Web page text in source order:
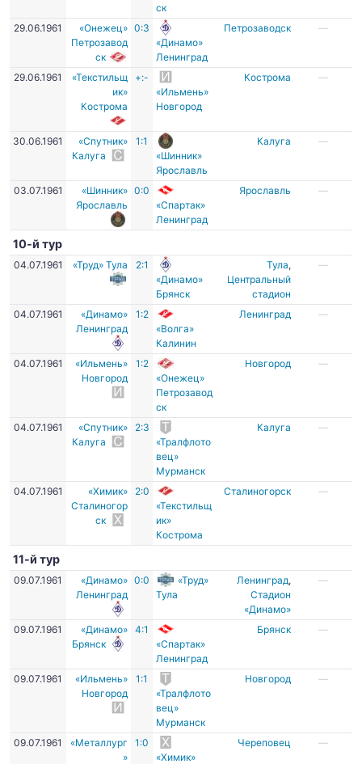
ск
29.06.1961
«Онежец»
Петрозавод
ск
0:3
«Динамо»
Ленинград
Петрозаводск —
29.06.1961
«Текстильщ
ик»
Кострома
+:-
«Ильмень»
Новгород
Кострома —
30.06.1961
«Спутник»
Калуга
1:1
«Шинник»
Ярославль
Калуга —
03.07.1961
«Шинник»
Ярославль
0:0
«Спартак»
Ленинград
Ярославль —
10-й тур
04.07.1961 «Труд» Тула
2:1
«Динамо»
Брянск
Тула,
Центральный
стадион
—
04.07.1961
«Динамо»
Ленинград
1:2
«Волга»
Калинин
Ленинград —
04.07.1961
«Ильмень»
Новгород
1:2
«Онежец»
Петрозавод
ск
Новгород —
04.07.1961
«Спутник»
Калуга
2:3
«Тралфлото
вец»
Мурманск
Калуга —
04.07.1961
«Химик»
Сталиногор
ск
2:0
«Текстильщ
ик»
Кострома
Сталиногорск —
11-й тур
09.07.1961
«Динамо»
Ленинград
0:0
«Труд»
Тула
Ленинград,
Стадион
«Динамо»
—
09.07.1961
«Динамо»
Брянск
4:1
«Спартак»
Ленинград
Брянск —
09.07.1961
«Ильмень»
Новгород
1:1
«Тралфлото
вец»
Мурманск
Новгород —
09.07.1961
«Металлург
»
1:0
«Химик»
Череповец —